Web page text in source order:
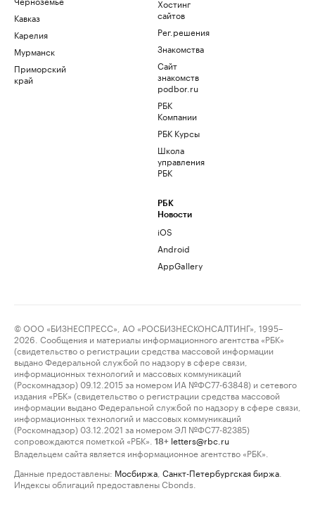
Кавказ
Карелия
Мурманск
Приморский
край
Хостинг
сайтов
Рег.решения
Знакомства
Сайт
знакомств
podbor.ru
РБК
Компании
РБК Курсы
Школа
управления
РБК
РБК
Новости
iOS
Android
AppGallery
© ООО «БИЗНЕСПРЕСС», АО «РОСБИЗНЕСКОНСАЛТИНГ», 1995–
2026. Сообщения и материалы информационного агентства «РБК»
(свидетельство о регистрации средства массовой информации
выдано Федеральной службой по надзору в сфере связи,
информационных технологий и массовых коммуникаций
(Роскомнадзор) 09.12.2015 за номером ИА №ФС77-63848) и сетевого
издания «РБК» (свидетельство о регистрации средства массовой
информации выдано Федеральной службой по надзору в сфере связи,
информационных технологий и массовых коммуникаций
(Роскомнадзор) 03.12.2021 за номером ЭЛ №ФС77-82385)
сопровождаются пометкой «РБК».
18+ letters@rbc.ru
Владельцем сайта является информационное агентство «РБК».
Данные предоставлены: Мосбиржа Санкт-Петербургская биржа
Индексы облигаций предоставлены Cbonds.